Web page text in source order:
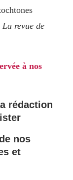
La revue de
à nos
rédaction
nos
et